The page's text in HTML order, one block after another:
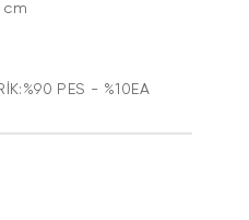
PES - %10EA